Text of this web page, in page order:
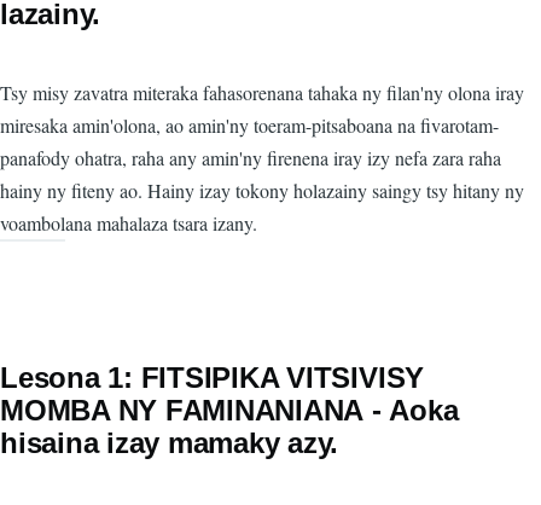
lazainy.
Tsy misy zavatra miteraka fahasorenana tahaka ny filan'ny olona iray
miresaka amin'olona, ao amin'ny toeram-pitsaboana na fivarotam-
panafody ohatra, raha any amin'ny firenena iray izy nefa zara raha
hainy ny fiteny ao. Hainy izay tokony holazainy saingy tsy hitany ny
voambolana mahalaza tsara izany.
Lesona 1: FITSIPIKA VITSIVISY
MOMBA NY FAMINANIΑΝΑ - Aoka
hisaina izay mamaky azy.